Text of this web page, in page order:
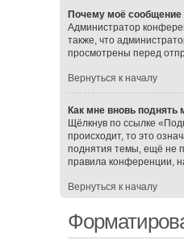
Почему моё сообщение
Администратор
также, что
просмотрены перед
Вернуться к началу
Как мне вновь поднять
Щёлкнув по ссылке
происходит, то это
поднятия темы, ещё не
правила конференции,
Вернуться к началу